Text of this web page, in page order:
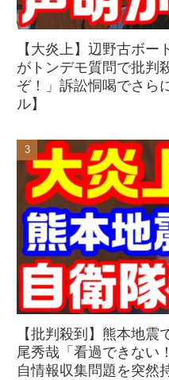
【大炎上】辺野古ボ
がトンデモ質問で批判
ぞ！」訴訟恫喝でさら
ル】
【批判殺到】熊本地
尾秀哉「看過できない
自情報収集問題を突然